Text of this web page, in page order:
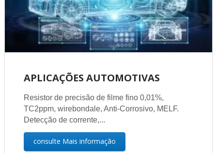
APLICAÇÕES AUTOMOTIVAS
Resistor de precisão de filme fino 0,01%,
TC2ppm, wirebondale, Anti-Corrosivo, MELF.
Detecção de corrente,...
consulte Mais informação